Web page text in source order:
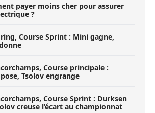
payer moins cher pour assurer
?
Course Sprint : Mini gagne,
Course principale :
Tsolov engrange
Course Sprint : Durksen
creuse l’écart au championnat